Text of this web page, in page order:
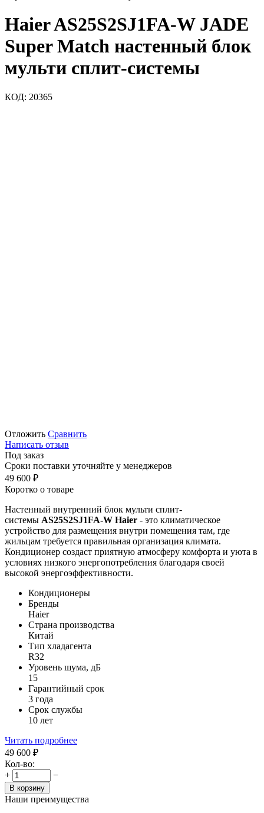
Haier AS25S2SJ1FA-W JADE
Super Match настенный блок
мульти сплит-системы
КОД: 20365
Отложить Сравнить
Написать отзыв
Под заказ
Сроки поставки уточняйте у менеджеров
49 600 ₽
Коротко о товаре
Настенный внутренний блок мульти сплит-
системы AS25S2SJ1FA-W Haier - это климатическое
устройство для размещения внутри помещения там, где
жильцам требуется правильная организация климата.
Кондиционер создаст приятную атмосферу комфорта и уюта в
условиях низкого энергопотребления благодаря своей
высокой энергоэффективности.
Кондиционеры
Бренды
Haier
Страна производства
Китай
Тип хладагента
R32
Уровень шума, дБ
15
Гарантийный срок
3 года
Срок службы
10 лет
Читать подробнее
49 600 ₽
Кол-во:
+
−
В корзину
Наши преимущества